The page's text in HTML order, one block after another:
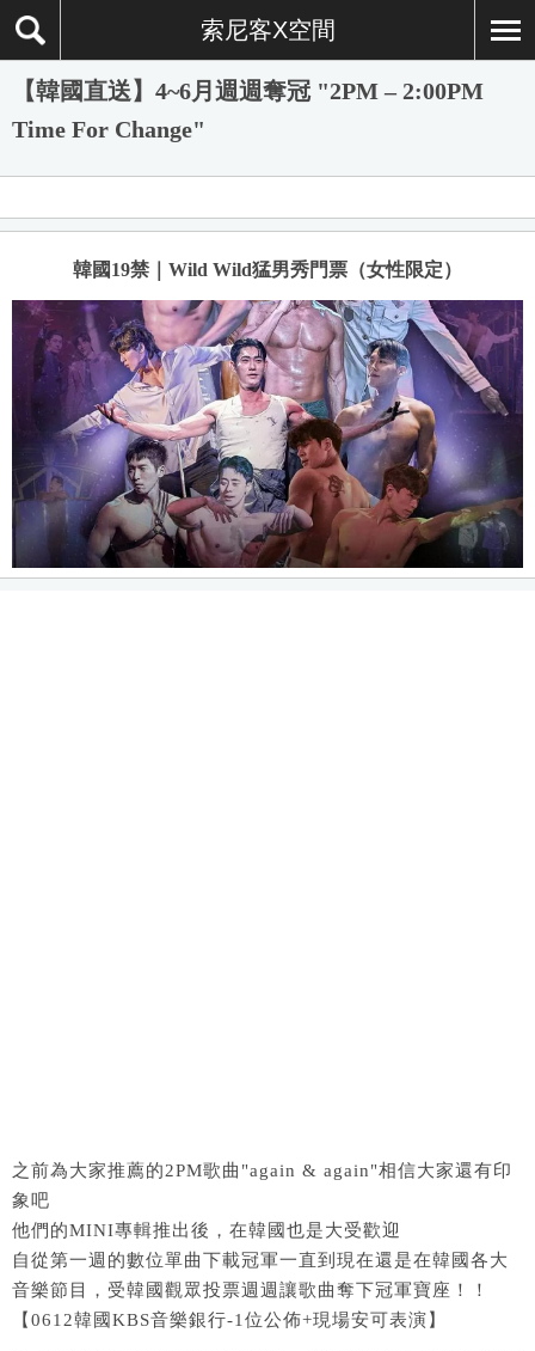
索尼客X空間
【韓國直送】4~6月週週奪冠 "2PM – 2:00PM
Time For Change"
韓國19禁｜Wild Wild猛男秀門票（女性限定）
之前為大家推薦的2PM歌曲"again & again"相信大家還有印
象吧
他們的MINI專輯推出後，在韓國也是大受歡迎
自從第一週的數位單曲下載冠軍一直到現在還是在韓國各大
音樂節目，受韓國觀眾投票週週讓歌曲奪下冠軍寶座！！
【0612韓國KBS音樂銀行-1位公佈+現場安可表演】